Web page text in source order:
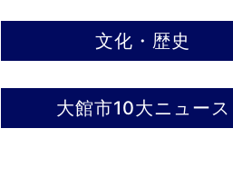
文化・歴史
大館市10大ニュース